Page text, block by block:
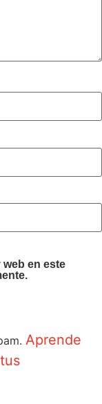
en este
Aprende